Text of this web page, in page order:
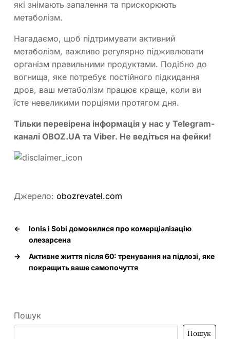
які знімають запалення та прискорюють
метаболізм.
Нагадаємо, щоб підтримувати активний
метаболізм, важливо регулярно підживлювати
організм правильними продуктами. Подібно до
вогнища, яке потребує постійного підкидання
дров, ваш метаболізм працює краще, коли ви
їсте невеликими порціями протягом дня.
Тільки перевірена інформація у нас у Telegram-
каналі OBOZ.UA та Viber. Не ведіться на фейки!
Джерело: obozrevatel.com
←
Ionis і Sobi домовилися про комерціалізацію
олезарсена
→
Активне життя після 60: тренування на підлозі, яке
покращить ваше самопочуття
Пошук
Пошук